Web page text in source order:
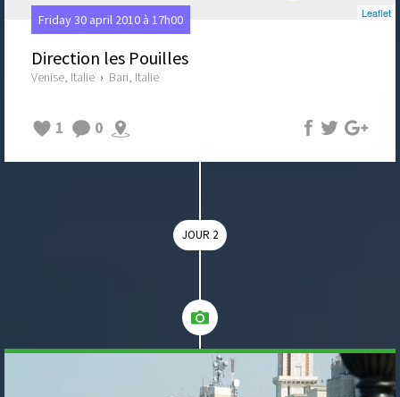
Leaflet
Friday 30 april 2010 à 17h00
Direction les Pouilles
Venise, Italie › Bari, Italie
1 0
JOUR 2